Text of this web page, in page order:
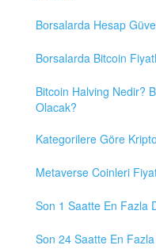
Borsalarda Hesap
Borsalarda Bitcoin
Bitcoin Halving Nedir?
Olacak?
Kategorilere Göre
Metaverse Coinleri
Son 1 Saatte En Fazla
Son 24 Saatte En